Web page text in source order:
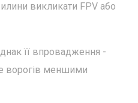
викликати FPV або
її впровадження -
ворогів меншими